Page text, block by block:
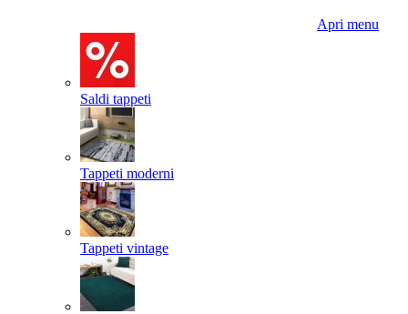
Apri menu
Saldi tappeti
Tappeti moderni
Tappeti vintage